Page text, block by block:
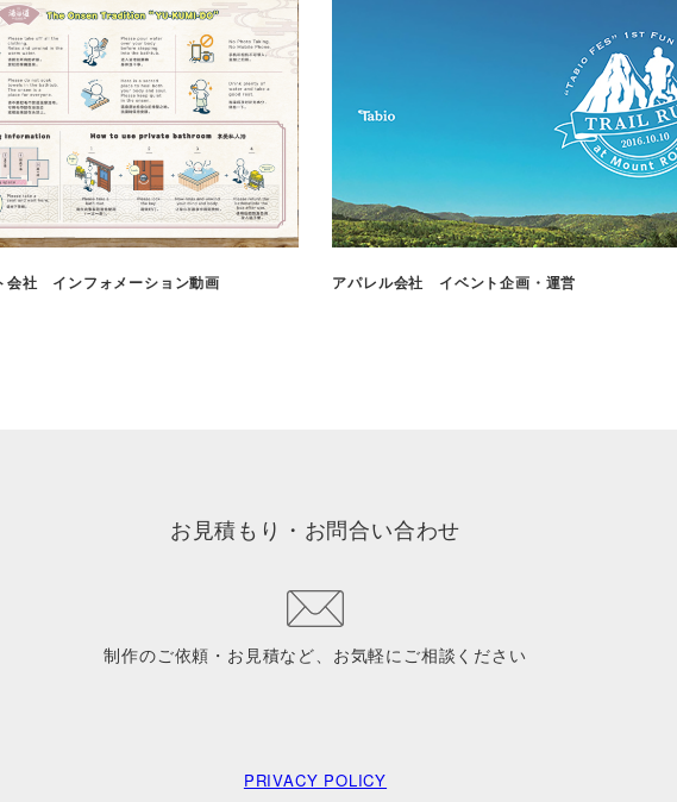
会社 インフォメーション動画 アパレル会社 イベント企画・運営
お見積もり・お問合い合わせ
制作のご依頼・お見積など、お気軽にご相談ください
PRIVACY POLICY